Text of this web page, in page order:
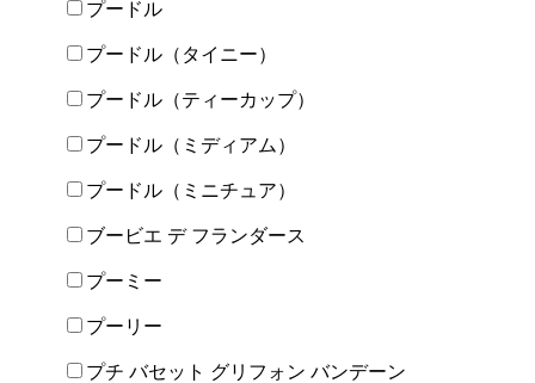
プードル
プードル（タイニー）
プードル（ティーカップ）
プードル（ミディアム）
プードル（ミニチュア）
ブービエ デ フランダース
プーミー
プーリー
プチ バセット グリフォン バンデーン